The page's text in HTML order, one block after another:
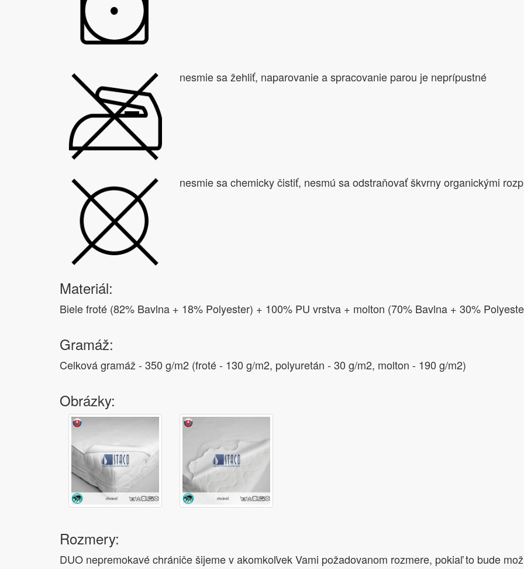
nesmie sa žehliť, naparovanie a spracovanie parou je neprípustné
nesmie sa chemicky čistiť, nesmú sa odstraňovať škvrny organickými
Materiál:
Biele froté (82% Bavlna + 18% Polyester) + 100% PU vrstva + molton (70% Bavlna + 30%
Gramáž:
Celková gramáž - 350 g/m2 (froté - 130 g/m2, polyuretán - 30 g/m2, molton - 190 g/m2)
Obrázky:
Rozmery:
DUO nepremokavé chrániče šijeme v akomkoľvek Vami požadovanom rozmere, pokiaľ to bude